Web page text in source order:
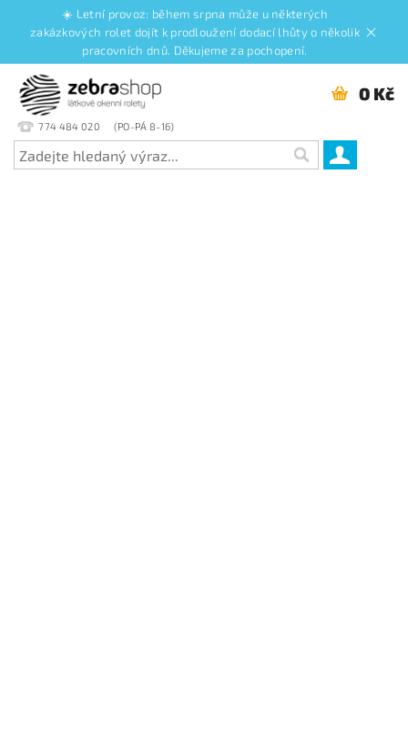
☀️ Letní provoz: během srpna může u některých
zakázkových rolet dojít k prodloužení dodací lhůty o několik
pracovních dnů. Děkujeme za pochopení.
774 484 020
0 Kč